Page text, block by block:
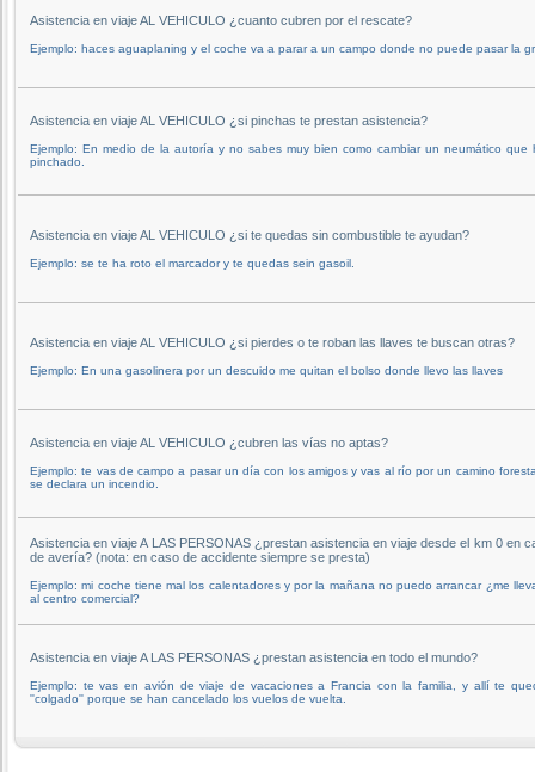
Asistencia en viaje AL VEHICULO ¿cuanto cubren por el rescate?
Ejemplo: haces aguaplaning y el coche va a parar a un campo donde no puede pasar la
Asistencia en viaje AL VEHICULO ¿si pinchas te prestan asistencia?
Ejemplo: En medio de la autoría y no sabes muy bien como cambiar un neumático que
pinchado.
Asistencia en viaje AL VEHICULO ¿si te quedas sin combustible te ayudan?
Ejemplo: se te ha roto el marcador y te quedas sein gasoil.
Asistencia en viaje AL VEHICULO ¿si pierdes o te roban las llaves te buscan otras?
Ejemplo: En una gasolinera por un descuido me quitan el bolso donde llevo las llaves
Asistencia en viaje AL VEHICULO ¿cubren las vías no aptas?
Ejemplo: te vas de campo a pasar un día con los amigos y vas al río por un camino
se declara un incendio.
Asistencia en viaje A LAS PERSONAS ¿prestan asistencia en viaje desde el km 0 en
de avería? (nota: en caso de accidente siempre se presta)
Ejemplo: mi coche tiene mal los calentadores y por la mañana no puedo arrancar ¿me
al centro comercial?
Asistencia en viaje A LAS PERSONAS ¿prestan asistencia en todo el mundo?
Ejemplo: te vas en avión de viaje de vacaciones a Francia con la familia, y allí te
''colgado'' porque se han cancelado los vuelos de vuelta.